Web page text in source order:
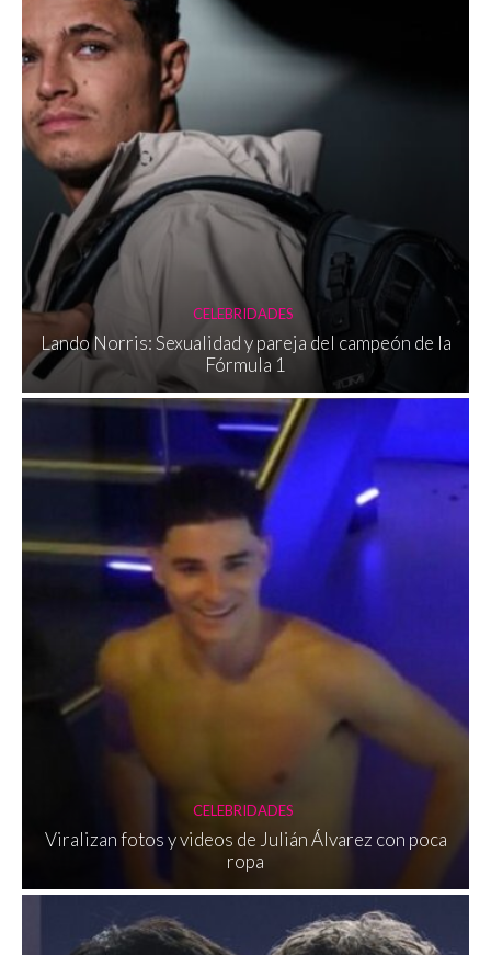
CELEBRIDADES
Lando Norris: Sexualidad y pareja del campeón de la
Fórmula 1
CELEBRIDADES
Viralizan fotos y videos de Julián Álvarez con poca
ropa